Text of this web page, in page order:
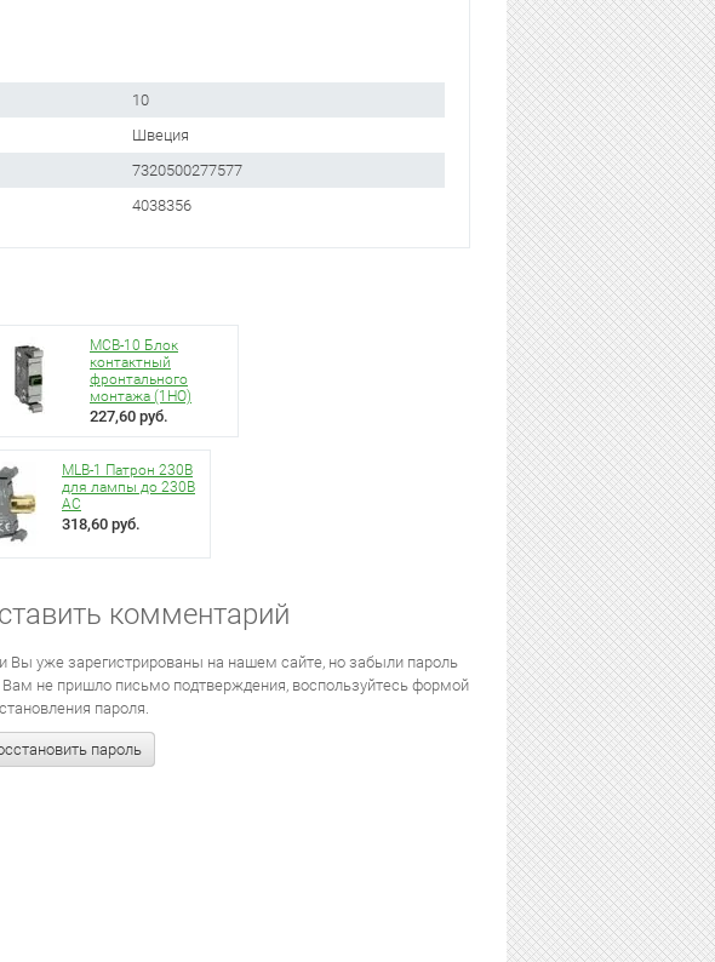
10
Швеция
7320500277577
4038356
MCB-10 Блок
контактный
фронтального
монтажа (1НО)
227,60 руб.
MLB-1 Патрон 230В
для лампы до 230В
AC
318,60 руб.
комментарий
Вы уже зарегистрированы на нашем сайте, но забыли пароль
Вам не пришло письмо подтверждения, воспользуйтесь формой
пароля.
пароль